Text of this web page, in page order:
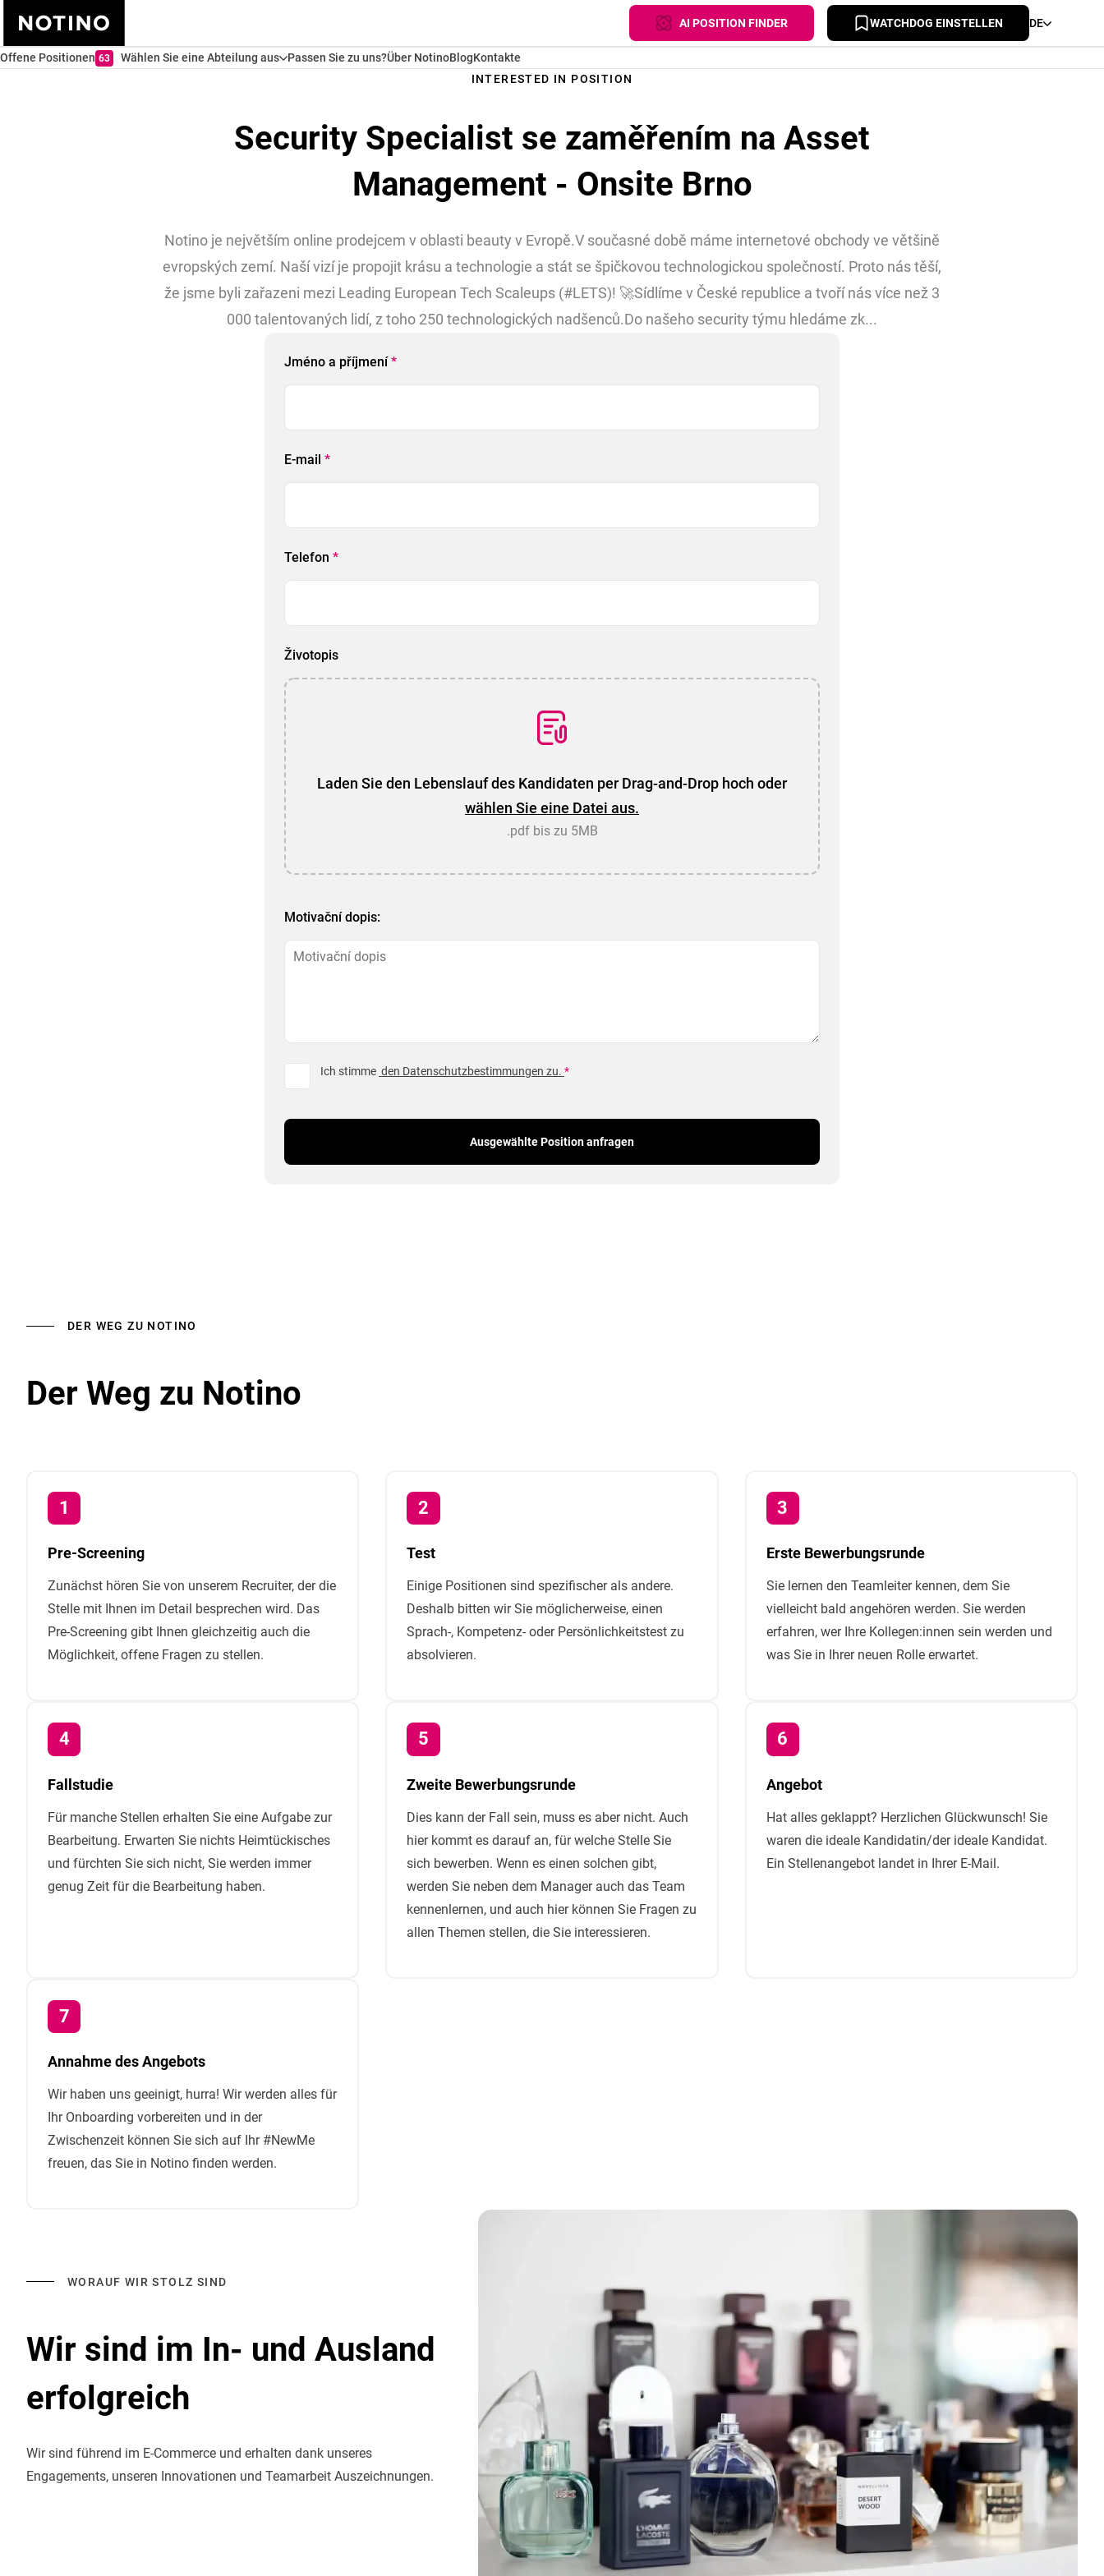
AI POSITION FINDER WATCHDOG EINSTELLEN DE
Offene Positionen 63 Wählen Sie eine Abteilung aus Passen Sie zu uns?Über NotinoBlogKontakte
INTERESTED IN POSITION
Security Specialist se zaměřením na Asset
Management - Onsite Brno
Notino je největším online prodejcem v oblasti beauty v Evropě.V současné době máme internetové obchody ve většině
evropských zemí. Naší vizí je propojit krásu a technologie a stát se špičkovou technologickou společností. Proto nás těší,
že jsme byli zařazeni mezi Leading European Tech Scaleups (#LETS)! 🚀Sídlíme v České republice a tvoří nás více než 3
000 talentovaných lidí, z toho 250 technologických nadšenců.Do našeho security týmu hledáme zk...
Jméno a příjmení*
E-mail *
Telefon *
Životopis
Laden Sie den Lebenslauf des Kandidaten per Drag-and-Drop hoch oder
wählen Sie eine Datei aus.
.pdf bis zu 5MB
Motivační dopis:
Ich stimme den Datenschutzbestimmungen zu. *
Ausgewählte Position anfragen
DER WEG ZU NOTINO
Der Weg zu Notino
Pre-Screening
Zunächst hören Sie von unserem Recruiter, der die
Stelle mit Ihnen im Detail besprechen wird. Das
Pre-Screening gibt Ihnen gleichzeitig auch die
Möglichkeit, offene Fragen zu stellen.
Test
Einige Positionen sind spezifischer als andere.
Deshalb bitten wir Sie möglicherweise, einen
Sprach-, Kompetenz- oder Persönlichkeitstest zu
absolvieren.
Erste Bewerbungsrunde
Sie lernen den Teamleiter kennen, dem Sie
vielleicht bald angehören werden. Sie werden
erfahren, wer Ihre Kollegen:innen sein werden und
was Sie in Ihrer neuen Rolle erwartet.
Fallstudie
Für manche Stellen erhalten Sie eine Aufgabe zur
Bearbeitung. Erwarten Sie nichts Heimtückisches
und fürchten Sie sich nicht, Sie werden immer
genug Zeit für die Bearbeitung haben.
Zweite Bewerbungsrunde
Dies kann der Fall sein, muss es aber nicht. Auch
hier kommt es darauf an, für welche Stelle Sie
sich bewerben. Wenn es einen solchen gibt,
werden Sie neben dem Manager auch das Team
kennenlernen, und auch hier können Sie Fragen zu
allen Themen stellen, die Sie interessieren.
Angebot
Hat alles geklappt? Herzlichen Glückwunsch! Sie
waren die ideale Kandidatin/der ideale Kandidat.
Ein Stellenangebot landet in Ihrer E-Mail.
Annahme des Angebots
Wir haben uns geeinigt, hurra! Wir werden alles für
Ihr Onboarding vorbereiten und in der
Zwischenzeit können Sie sich auf Ihr #NewMe
freuen, das Sie in Notino finden werden.
WORAUF WIR STOLZ SIND
Wir sind im In- und Ausland
erfolgreich
Wir sind führend im E-Commerce und erhalten dank unseres
Engagements, unseren Innovationen und Teamarbeit Auszeichnungen.